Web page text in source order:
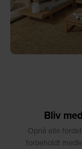
Bliv
Opnå alle
forbeholdt